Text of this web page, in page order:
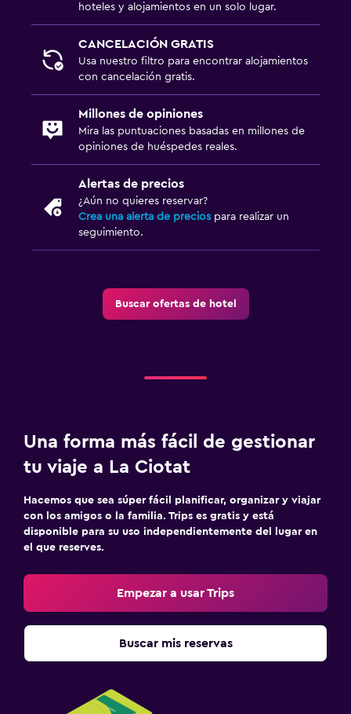
hoteles y alojamientos en un solo lugar.
CANCELACIÓN GRATIS
Usa nuestro filtro para encontrar alojamientos
con cancelación gratis.
Millones de opiniones
Mira las puntuaciones basadas en millones de
opiniones de huéspedes reales.
Alertas de precios
¿Aún no quieres reservar?
Crea una alerta de precios para realizar un
seguimiento.
Buscar ofertas de hotel
Una forma más fácil de gestionar
tu viaje a La Ciotat
Hacemos que sea súper fácil planificar, organizar y viajar
con los amigos o la familia. Trips es gratis y está
disponible para su uso independientemente del lugar en
el que reserves.
Empezar a usar Trips
Buscar mis reservas